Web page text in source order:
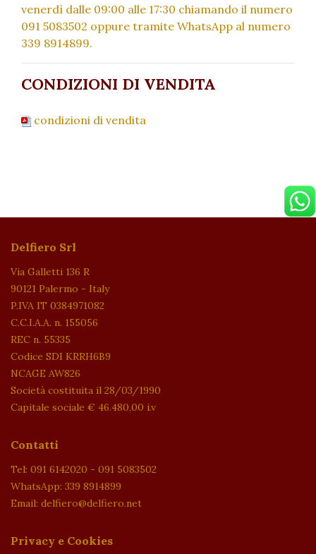
venerdì dalle 09:00 alle 17:30 chiamando il numero
091 5083502 oppure tramite WhatsApp al numero
339 8914899.
CONDIZIONI DI VENDITA
condizioni di vendita
Delfiero Srl
Via Galletti 136 R
90121 Palermo - Italy
P.IVA IT 0384971082
C.C.I.A.A. n. 155056
REC n. 55335
Codice SDI KRRH6B9
NCAGE AW826
Società costituita il 28/03/1990
Capitale sociale € 46.480,00 i.v
Contatti
Tel: 091 6142020 - 091 5083502
WhatsApp: 339 8914899
Email: delfiero@delfiero.net
Privacy e Cookies